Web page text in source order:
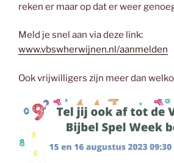
reken er maar op dat er weer
Meld je snel aan via deze link:
www.vbswherwijnen.nl/aanmelden
Ook vrijwilligers zijn meer dan